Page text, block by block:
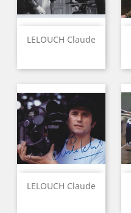
LELOUCH Claude
LELOUCH Claude